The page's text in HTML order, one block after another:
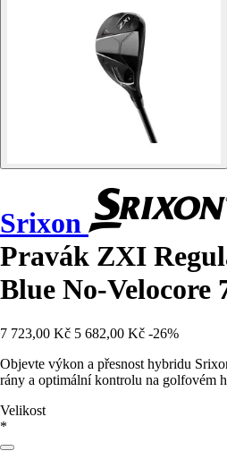
Srixon
Pravák ZXI
Blue No-Velocore
7 723,00 Kč 5 682,00 Kč -26%
Objevte výkon a přesnost hybridu
rány a optimální kontrolu na golfovém
Velikost
*